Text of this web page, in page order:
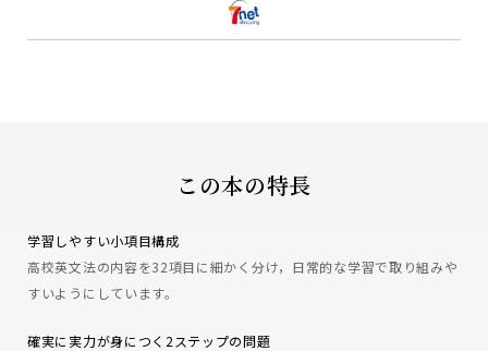
この本の特長
学習しやすい小項目構成
高校英文法の内容を32項目に細かく分け，日常的な学習で取り組みや
すいようにしています。
確実に実力が身につく2ステップの問題